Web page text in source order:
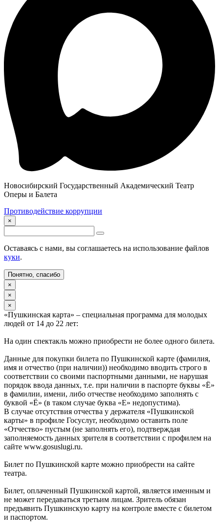
Новосибирский Государственный Академический Театр
Оперы и Балета
Противодействие коррупции
×
Оставаясь с нами, вы соглашаетесь на использование файлов
куки.
Понятно, спасибо
×
×
×
«Пушкинская карта» – специальная программа для молодых
людей от 14 до 22 лет:
На один спектакль можно приобрести не более одного билета.
Данные для покупки билета по Пушкинской карте (фамилия,
имя и отчество (при наличии)) необходимо вводить строго в
соответствии со своими паспортными данными, не нарушая
порядок ввода данных, т.е. при наличии в паспорте буквы «Ё»
в фамилии, имени, либо отчестве необходимо заполнять с
буквой «Ё» (в таком случае буква «Е» недопустима).
В случае отсутствия отчества у держателя «Пушкинской
карты» в профиле Госуслуг, необходимо оставить поле
«Отчество» пустым (не заполнять его), подтверждая
заполняемость данных зрителя в соответствии с профилем на
сайте www.gosuslugi.ru.
Билет по Пушкинской карте можно приобрести на сайте
театра.
Билет, оплаченный Пушкинской картой, является именным и
не может передаваться третьим лицам. Зритель обязан
предъявить Пушкинскую карту на контроле вместе с билетом
и паспортом.